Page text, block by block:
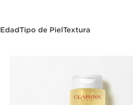
EdadTipo de PielTextura